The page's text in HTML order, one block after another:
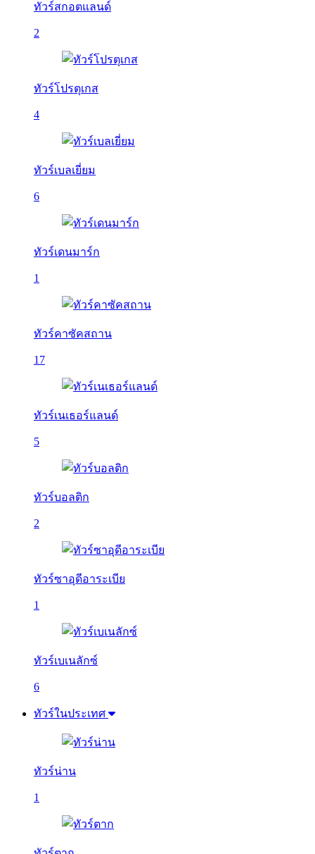
ทัวร์สกอตแลนด์
2
ทัวร์โปรตุเกส
4
ทัวร์เบลเยี่ยม
6
ทัวร์เดนมาร์ก
1
ทัวร์คาซัคสถาน
17
ทัวร์เนเธอร์แลนด์
5
ทัวร์บอลติก
2
ทัวร์ซาอุดีอาระเบีย
1
ทัวร์เบเนลักซ์
6
ทัวร์ในประเทศ
ทัวร์น่าน
1